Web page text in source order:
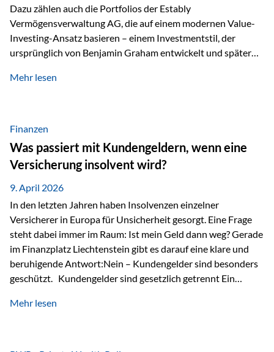
Dazu zählen auch die Portfolios der Estably
Vermögensverwaltung AG, die auf einem modernen Value-
Investing-Ansatz basieren – einem Investmentstil, der
ursprünglich von Benjamin Graham entwickelt und später
Modernes Value Investing als Grundlage Der
Fokus stehen Unternehmen, deren Börsenkurs unter ihrem
inneren Wert liegt. Neben klassischen
Bewertungskennzahlen werden auch qualitative Faktoren
wie Geschäftsmodell, Wettbewerbsvorteile und
Managementqualität…
Mehr lesen
Finanzen
Was passiert mit Kundengeldern, wenn eine
Versicherung insolvent wird?
9. April 2026
In den letzten Jahren haben Insolvenzen einzelner
Versicherer in Europa für Unsicherheit gesorgt. Eine Frage
steht dabei immer im Raum: Ist mein Geld dann weg? Gerade
im Finanzplatz Liechtenstein gibt es darauf eine klare und
beruhigende Antwort:Nein – Kundengelder sind besonders
geschützt. Kundengelder sind gesetzlich getrennt Ein
sogenannte Sondermasse. Das bedeutet:Die
Mehr lesen